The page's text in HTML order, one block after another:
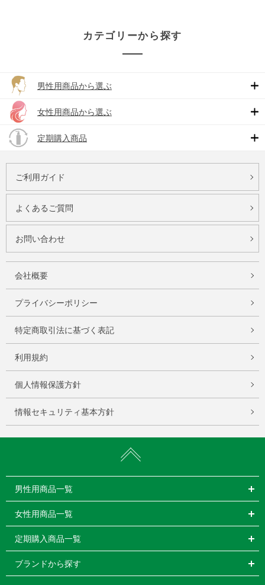
カテゴリーから探す
男性用商品から選ぶ
女性用商品から選ぶ
定期購入商品
ご利用ガイド
よくあるご質問
お問い合わせ
会社概要
プライバシーポリシー
特定商取引法に基づく表記
利用規約
個人情報保護方針
情報セキュリティ基本方針
男性用商品一覧
女性用商品一覧
定期購入商品一覧
ブランドから探す